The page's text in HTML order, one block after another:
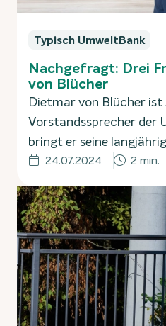
Typisch UmweltBank
Nachgefragt: Drei
von Blücher
Dietmar von Blücher ist
Vorstandssprecher der
bringt er seine
24.07.2024 2 min.